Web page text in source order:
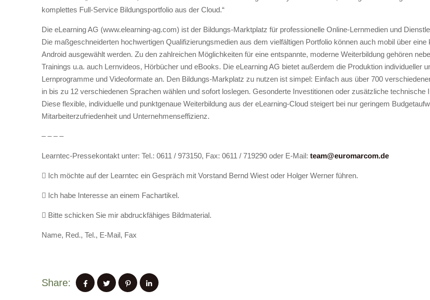
komplettes Full-Service Bildungsportfolio aus der Cloud.“
Die eLearning AG (www.elearning-ag.com) ist der Bildungs-Marktplatz für professionelle Online-Lernmedien und
Die maßgeschneiderten hochwertigen Qualifizierungsmedien aus dem vielfältigen Portfolio können auch mobil über eine
Android ausgewählt werden. Zu den zahlreichen Möglichkeiten für eine entspannte, moderne Weiterbildung gehören
Trainings u.a. auch Lernvideos, Hörbücher und eBooks. Die eLearning AG bietet außerdem die Produktion individueller
Lernprogramme und Videoformate an. Den Bildungs-Markplatz zu nutzen ist simpel: Einfach aus über 700
in bis zu 12 verschiedenen Sprachen wählen und sofort loslegen. Gesonderte Investitionen oder zusätzliche technische
Diese flexible, individuelle und punktgenaue Weiterbildung aus der eLearning-Cloud steigert bei nur geringem
Mitarbeiterzufriedenheit und Unternehmenseffizienz.
– – – –
Learntec-Pressekontakt unter: Tel.: 0611 / 973150, Fax: 0611 / 719290 oder E-Mail: team@euromarcom.de
 Ich möchte auf der Learntec ein Gespräch mit Vorstand Bernd Wiest oder Holger Werner führen.
 Ich habe Interesse an einem Fachartikel.
 Bitte schicken Sie mir abdruckfähiges Bildmaterial.
Name, Red., Tel., E-Mail, Fax
Share: